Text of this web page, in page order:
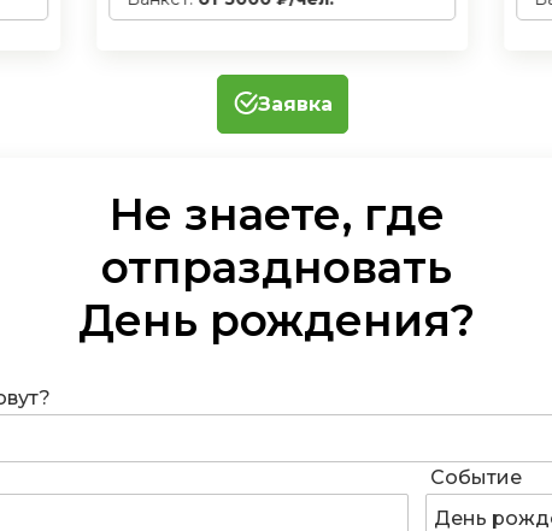
Заявка
Не знаете, где
организовать
День рождения?
Событие
День